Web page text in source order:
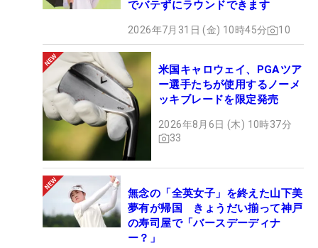
でバテずにラウンドできます
2026年7月31日 (金) 10時45分 10
米国キャロウェイ、PGAツア
ー選手たちが使用するノーメ
ッキブレードを限定発売
2026年8月6日 (木) 10時37分
33
無念の「全英女子」を終えた山下美
夢有が帰国 きょうだい揃って神戸
の寿司屋で「バースデーディナ
ー？」